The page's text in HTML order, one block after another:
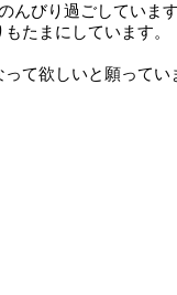
んびり過ごしています
たまにしています。
て欲しいと願ってい